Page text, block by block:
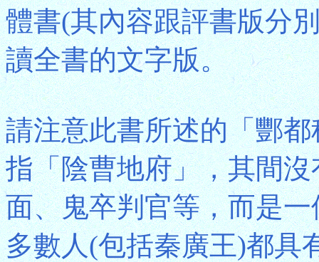
體書(其內容跟評書版分
讀全書的文字版。
請注意此書所述的「酆
指「陰曹地府」，其間
面、鬼卒判官等，而是
多數人(包括秦廣王)都具